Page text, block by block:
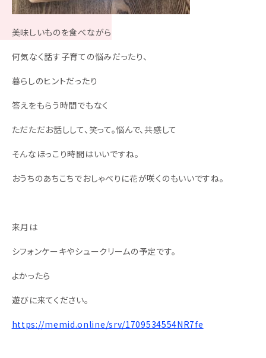
美味しいものを食べながら
何気なく話す子育ての悩みだったり、
暮らしのヒントだったり
答えをもらう時間でもなく
ただただお話しして、笑って。悩んで、共感して
そんなほっこり時間はいいですね。
おうちのあちこちでおしゃべりに花が咲くのもいいですね。
来月は
シフォンケーキやシュークリームの予定です。
よかったら
遊びに来てください。
https://memid.online/srv/1709534554NR7fe